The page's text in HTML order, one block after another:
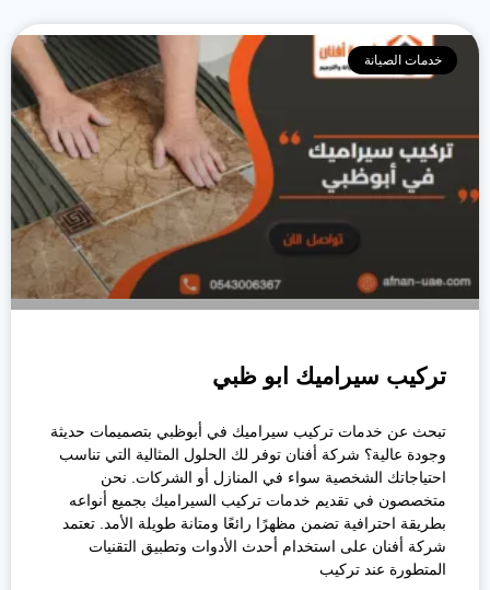
خدمات الصيانة
تركيب سيراميك ابو ظبي
تبحث عن خدمات تركيب سيراميك في أبوظبي بتصميمات حديثة
وجودة عالية؟ شركة أفنان توفر لك الحلول المثالية التي تناسب
احتياجاتك الشخصية سواء في المنازل أو الشركات. نحن
متخصصون في تقديم خدمات تركيب السيراميك بجميع أنواعه
بطريقة احترافية تضمن مظهرًا رائعًا ومتانة طويلة الأمد. تعتمد
شركة أفنان على استخدام أحدث الأدوات وتطبيق التقنيات
المتطورة عند تركيب